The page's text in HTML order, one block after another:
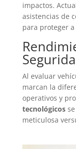
impactos.
asistencias de
para proteger
Al evaluar
marcan la
operativos y
tecnológicosse
meticulosa